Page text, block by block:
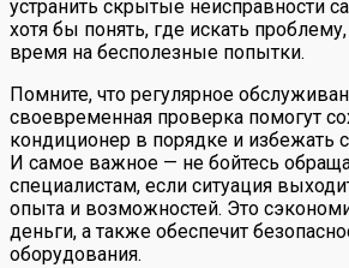
устранить скрытые неисправности
хотя бы понять, где искать
время на бесполезные попытки.
Помните, что регулярное
своевременная проверка помогут
кондиционер в порядке и избежать
И самое важное — не бойтесь
специалистам, если ситуация
опыта и возможностей. Это
деньги, а также обеспечит
оборудования.